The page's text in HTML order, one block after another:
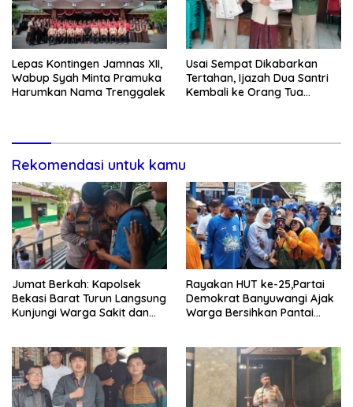
Lepas Kontingen Jamnas XII,
Wabup Syah Minta Pramuka
Harumkan Nama Trenggalek
Usai Sempat Dikabarkan
Tertahan, Ijazah Dua Santri
Kembali ke Orang Tua
Rekomendasi untuk kamu
Jumat Berkah: Kapolsek
Bekasi Barat Turun Langsung
Kunjungi Warga Sakit dan
Rayakan HUT ke-25,Partai
Demokrat Banyuwangi Ajak
Warga Bersihkan Pantai